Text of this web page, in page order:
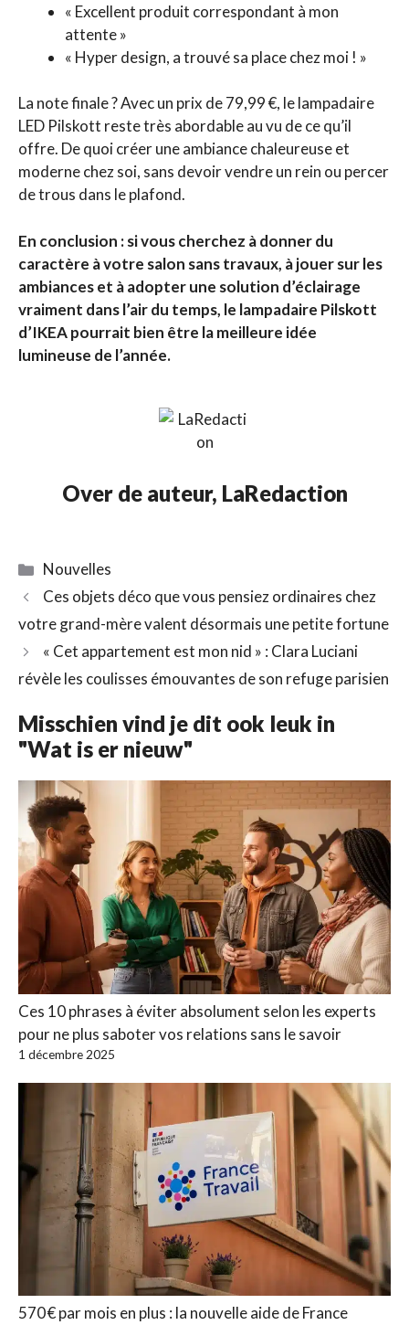
« Excellent produit correspondant à mon
attente »
« Hyper design, a trouvé sa place chez moi ! »
La note finale ? Avec un prix de 79,99 €, le lampadaire
LED Pilskott reste très abordable au vu de ce qu’il
offre. De quoi créer une ambiance chaleureuse et
moderne chez soi, sans devoir vendre un rein ou percer
de trous dans le plafond.
En conclusion : si vous cherchez à donner du
caractère à votre salon sans travaux, à jouer sur les
ambiances et à adopter une solution d’éclairage
vraiment dans l’air du temps, le lampadaire Pilskott
d’IKEA pourrait bien être la meilleure idée
lumineuse de l’année.
Over de auteur, LaRedaction
Catégories
Nouvelles
Ces objets déco que vous pensiez ordinaires chez
votre grand-mère valent désormais une petite fortune
« Cet appartement est mon nid » : Clara Luciani
révèle les coulisses émouvantes de son refuge parisien
Misschien vind je dit ook leuk in
"Wat is er nieuw"
Ces 10 phrases à éviter absolument selon les experts
pour ne plus saboter vos relations sans le savoir
1 décembre 2025
570 € par mois en plus : la nouvelle aide de France